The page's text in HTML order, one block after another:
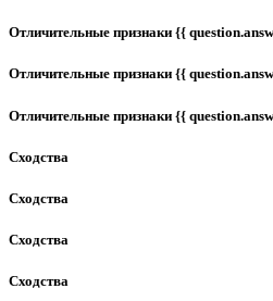
Отличительные признаки {{
Отличительные признаки {{
Отличительные признаки {{
Сходства
Сходства
Сходства
Сходства